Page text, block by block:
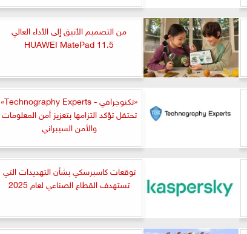
من التصميم الأنيق إلى الأداء العالي
HUAWEI MatePad 11.5
«تكنوجرافي - Technography Experts»
تحتفل تؤكد التزامها بتعزيز أمن المعلومات
والأمن السيبراني
توقعات كاسبرسكي بشأن التهديدات التي
تستهدف القطاع الصناعي لعام 2025